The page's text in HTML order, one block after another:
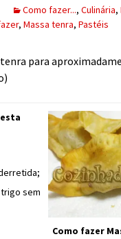
Como fazer..., Culinária,
, Massa tenra, Pastéis
para
sem
Como fazer